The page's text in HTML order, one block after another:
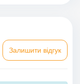
Залишити відгук